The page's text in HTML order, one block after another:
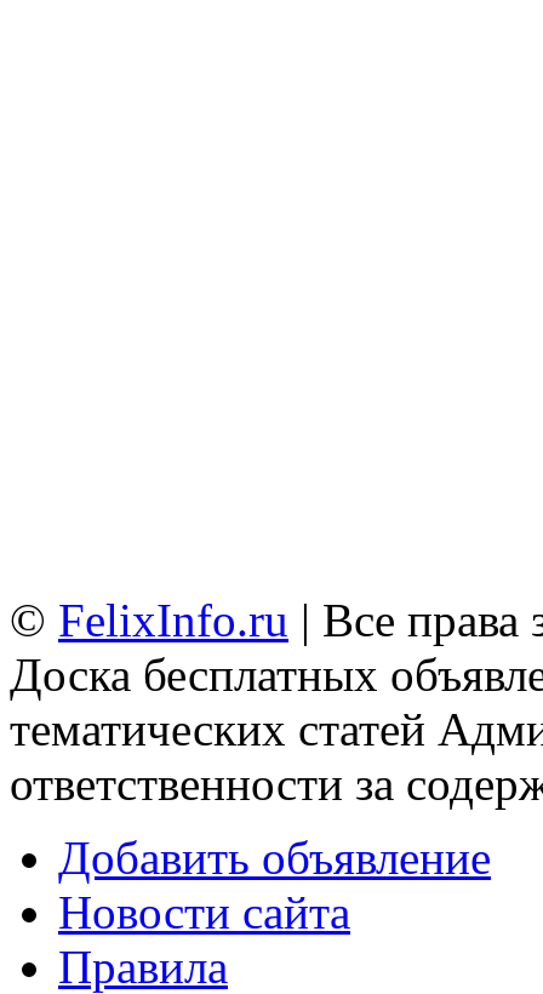
© FelixInfo.ru | Все
Доска бесплатных
тематических статей
ответственности за
Добавить объявление
Новости сайта
Правила